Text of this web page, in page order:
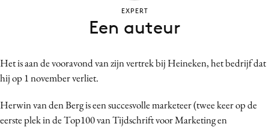
Contentmarketing
Craft
Customer Experience
Data & Insights
Het is aan de vooravond van zijn vertrek bij Heineken, het bedrijf dat
hij op 1 november verliet.
Herwin van den Berg is een succesvolle marketeer (twee keer op de
eerste plek in de Top100 van Tijdschrift voor Marketing en
EXPERT
Een auteur